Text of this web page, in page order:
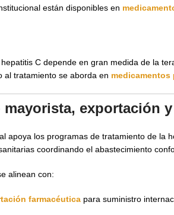
están disponibles en
C depende en gran medida de la
al tratamiento se aborda en medicamentos
exportación
apoya los programas de tratamiento de la
coordinando el abastecimiento
alinean con:
farmacéutica para suministro